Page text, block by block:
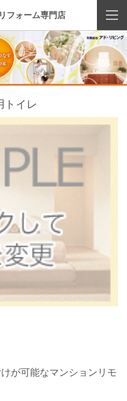
フォーム専門店
トイレ
が可能なマンションリモ